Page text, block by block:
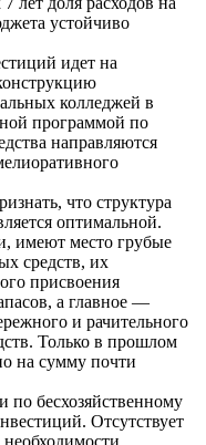
устойчиво
идет на
колледжей в
программой по
направляются
что структура
оптимальной.
имеют место грубые
средств, их
присвоения
а главное —
и рачительного
Только в прошлом
на сумму почти
бесхозяйственному
Отсутствует